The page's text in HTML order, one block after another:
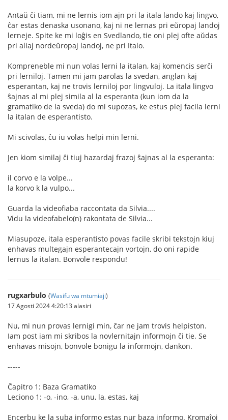
Antaŭ ĉi tiam, mi ne lernis iom ajn pri la itala lando kaj lingvo,
ĉar estas denaska usonano, kaj ni ne lernas pri eŭropaj landoj
lerneje. Spite ke mi loĝis en Svedlando, tie oni plej ofte aŭdas
pri aliaj nordeŭropaj landoj, ne pri Italo.
Kompreneble mi nun volas lerni la italan, kaj komencis serĉi
pri lerniloj. Tamen mi jam parolas la svedan, anglan kaj
esperantan, kaj ne trovis lerniloj por lingvuloj. La itala lingvo
ŝajnas al mi plej simila al la esperanta (kun iom da la
gramatiko de la sveda) do mi supozas, ke estus plej facila lerni
la italan de esperantisto.
Mi scivolas, ĉu iu volas helpi min lerni.
Jen kiom similaj ĉi tiuj hazardaj frazoj ŝajnas al la esperanta:
il corvo e la volpe...
la korvo k la vulpo...
Guarda la videofiaba raccontata da Silvia....
Vidu la videofabelo(n) rakontata de Silvia...
Miasupoze, itala esperantisto povas facile skribi tekstojn kiuj
enhavas multegajn esperantecajn vortojn, do oni rapide
lernus la italan. Bonvole respondu!
rugxarbulo (Wasifu wa mtumiaji)
17 Agosti 2024 4:20:13 alasiri
Nu, mi nun provas lernigi min, ĉar ne jam trovis helpiston.
Iam post iam mi skribos la novlernitajn informojn ĉi tie. Se
enhavas misojn, bonvole bonigu la informojn, dankon.
-----
Ĉapitro 1: Baza Gramatiko
Leciono 1: -o, -ino, -a, unu, la, estas, kaj
Encerbu ke la suba informo estas nur baza informo. Kromaĵoj